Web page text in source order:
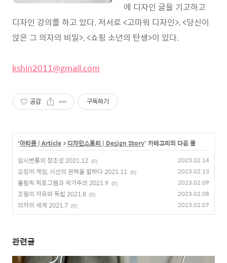
에 디자인 글을 기고하고
디자인 강의를 하고 있다. 저서로 <고마워 디자인>, <당신이
앉은 그 의자의 비밀>, <쇼핑 소년의 탄생>이 있다.
kshin2011@gmail.com
공감 구독하기
'아티클 | Article > 디자인스토리 | Design Story' 카테고리의 다른 글
임시변통의 창조성 2021.12 (0) 2023.02.14
오징어 게임, 시선의 권력을 말하다 2021.11 (0) 2023.02.13
올림픽 픽토그램과 국가주의 2021.9 (0) 2023.02.09
조형의 자유와 독립 2021.8 (0) 2023.02.08
의자의 세계 2021.7 (0) 2023.02.07
관련글